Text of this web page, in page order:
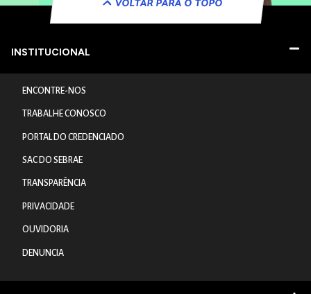
VOLTAR PARA O TOPO
INSTITUCIONAL
ENCONTRE-NOS
TRABALHE CONOSCO
PORTAL DO CREDENCIADO
SAC DO SEBRAE
TRANSPARÊNCIA
PRIVACIDADE
OUVIDORIA
DENUNCIA